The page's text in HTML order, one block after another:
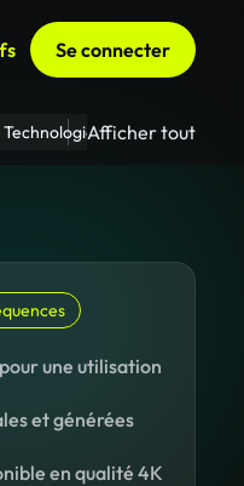
Se connecter
Technologie Zoom En
Afficher tout
une utilisation
et générées
en qualité 4K